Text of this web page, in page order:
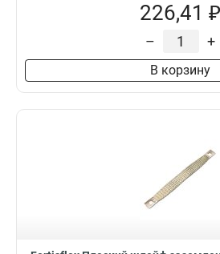
226,41 ₽
– +
В корзину